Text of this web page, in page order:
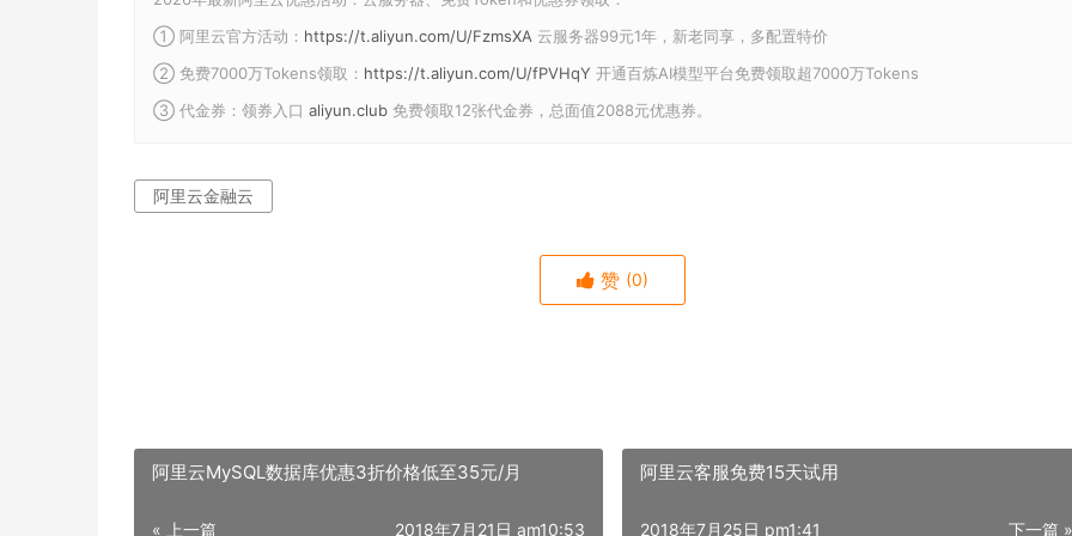
① 阿里云官方活动： https://t.aliyun.com/U/FzmsXA 云服务器99元1年，新老同享，多配置特价
② 免费7000万Tokens领取： https://t.aliyun.com/U/fPVHqY 开通百炼AI模型平台免费领取超7000万Tokens
③ 代金券：领券入口 aliyun.club 免费领取12张代金券，总面值2088元优惠券。
阿里云金融云
赞 (0)
阿里云MySQL数据库优惠3折价格低至35元/月
« 上一篇 2018年7月21日 am10:53
阿里云客服免费15天试用
下一篇 »
2018年7月25日 pm1:41